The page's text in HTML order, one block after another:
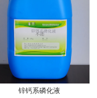
锌钙系磷化液